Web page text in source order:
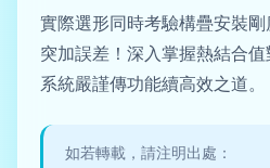
實際選形同時考驗構疊安裝
突加誤差！深入掌握熱結合
系統嚴謹傳功能續高效之道。
如若轉載，請注明出處：